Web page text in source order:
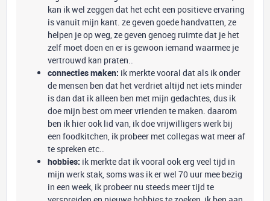
kan ik wel zeggen dat het echt een positieve ervaring
is vanuit mijn kant. ze geven goede handvatten, ze
helpen je op weg, ze geven genoeg ruimte dat je het
zelf moet doen en er is gewoon iemand waarmee je
vertrouwd kan praten..
connecties maken: ik merkte vooral dat als ik onder
de mensen ben dat het verdriet altijd net iets minder
is dan dat ik alleen ben met mijn gedachtes, dus ik
doe mijn best om meer vrienden te maken. daarom
ben ik hier ook lid van, ik doe vrijwilligers werk bij
een foodkitchen, ik probeer met collegas wat meer af
te spreken etc..
hobbies: ik merkte dat ik vooral ook erg veel tijd in
mijn werk stak, soms was ik er wel 70 uur mee bezig
in een week, ik probeer nu steeds meer tijd te